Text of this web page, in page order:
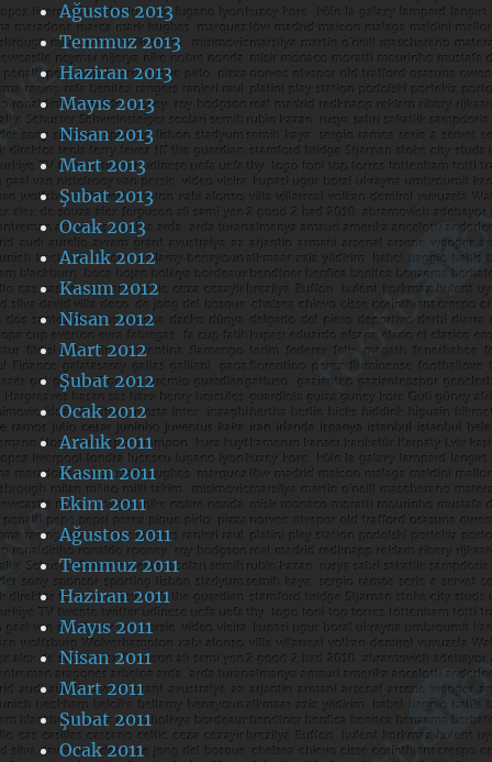
Ağustos 2013
Temmuz 2013
Haziran 2013
Mayıs 2013
Nisan 2013
Mart 2013
Şubat 2013
Ocak 2013
Aralık 2012
Kasım 2012
Nisan 2012
Mart 2012
Şubat 2012
Ocak 2012
Aralık 2011
Kasım 2011
Ekim 2011
Ağustos 2011
Temmuz 2011
Haziran 2011
Mayıs 2011
Nisan 2011
Mart 2011
Şubat 2011
Ocak 2011